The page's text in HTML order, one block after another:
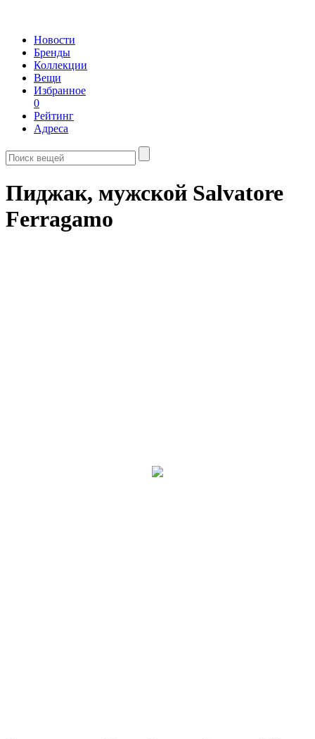
Новости
Бренды
Коллекции
Вещи
Избранное
0
Рейтинг
Адреса
Пиджак, мужской Salvatore
Ferragamo